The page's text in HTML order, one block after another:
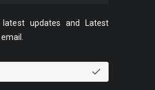
updates and Latest